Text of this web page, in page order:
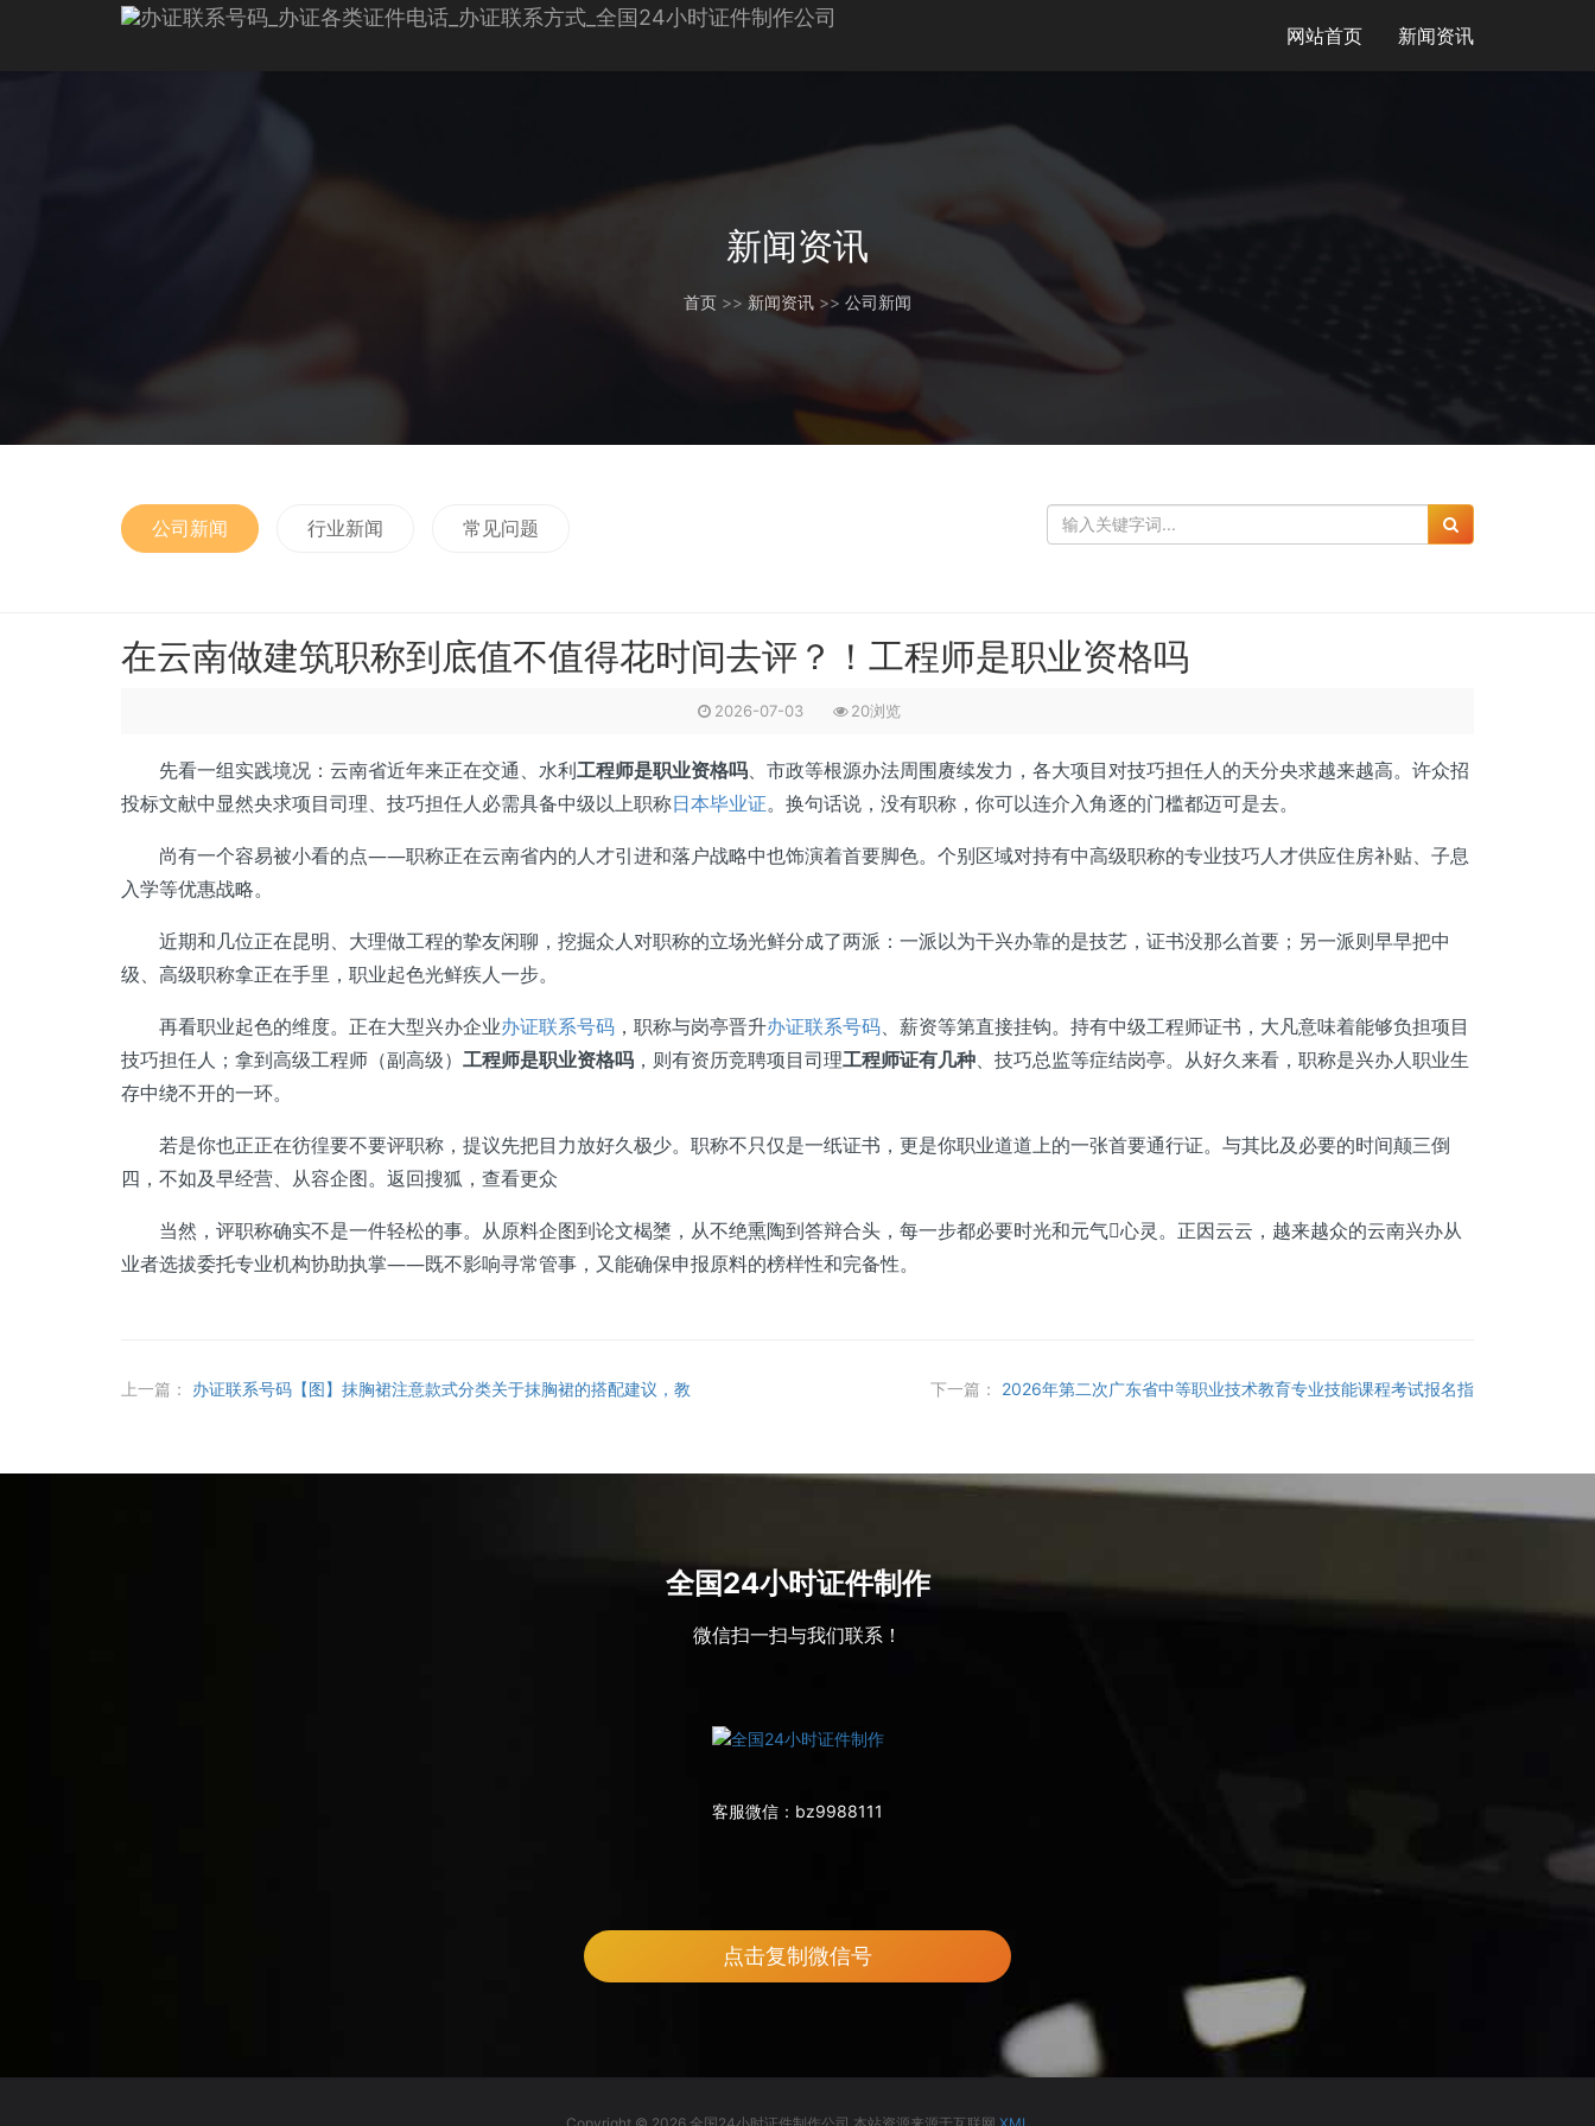
网站首页 新闻资讯
新闻资讯
首页 >> 新闻资讯 >> 公司新闻
公司新闻 行业新闻 常见问题
在云南做建筑职称到底值不值得花时间去评？！工程师是职业资格吗
2026-07-03 20浏览
先看一组实践境况：云南省近年来正在交通、水利工程师是职业资格吗、市政等根源办法周围赓续发力，各大项目对技巧担任人的天分央求越来越高。许众招
投标文献中显然央求项目司理、技巧担任人必需具备中级以上职称日本毕业证。换句话说，没有职称，你可以连介入角逐的门槛都迈可是去。
尚有一个容易被小看的点——职称正在云南省内的人才引进和落户战略中也饰演着首要脚色。个别区域对持有中高级职称的专业技巧人才供应住房补贴、子息
入学等优惠战略。
近期和几位正在昆明、大理做工程的挚友闲聊，挖掘众人对职称的立场光鲜分成了两派：一派以为干兴办靠的是技艺，证书没那么首要；另一派则早早把中
级、高级职称拿正在手里，职业起色光鲜疾人一步。
再看职业起色的维度。正在大型兴办企业办证联系号码 ，职称与岗亭晋升办证联系号码、薪资等第直接挂钩。持有中级工程师证书，大凡意味着能够负担项目
技巧担任人；拿到高级工程师（副高级） 工程师是职业资格吗 ，则有资历竞聘项目司理工程师证有几种、技巧总监等症结岗亭。从好久来看，职称是兴办人职业生
存中绕不开的一环。
若是你也正正在彷徨要不要评职称，提议先把目力放好久极少。职称不只仅是一纸证书，更是你职业道道上的一张首要通行证。与其比及必要的时间颠三倒
四，不如及早经营、从容企图。返回搜狐，查看更众
当然，评职称确实不是一件轻松的事。从原料企图到论文楬橥，从不绝熏陶到答辩合头，每一步都必要时光和元气心灵。正因云云，越来越众的云南兴办从
业者选拔委托专业机构协助执掌——既不影响寻常管事，又能确保申报原料的榜样性和完备性。
上一篇： 办证联系号码【图】抹胸裙注意款式分类关于抹胸裙的搭配建议，教 下一篇： 2026年第二次广东省中等职业技术教育专业技能课程考试报名指
全国24小时证件制作
微信扫一扫与我们联系！
客服微信： bz9988111
点击复制微信号